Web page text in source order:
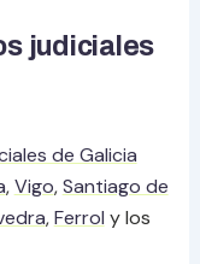
judiciales
de Galicia
,Vigo,Santiago de
,Ferrol y los